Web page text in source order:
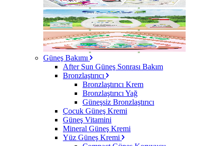
Güneş Bakımı
After Sun Güneş Sonrası Bakım
Bronzlaştırıcı
Bronzlaştırıcı Krem
Bronzlaştırıcı Yağ
Güneşsiz Bronzlaştırıcı
Çocuk Güneş Kremi
Güneş Vitamini
Mineral Güneş Kremi
Yüz Güneş Kremi